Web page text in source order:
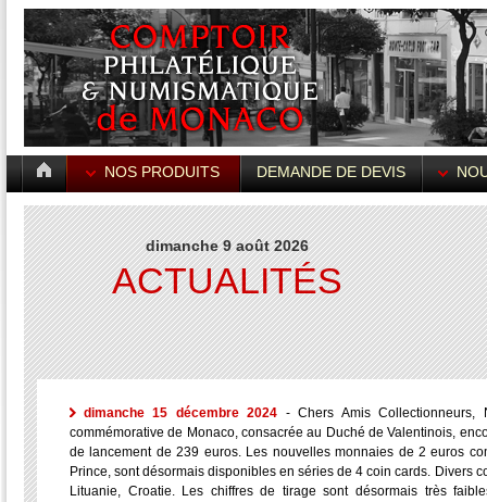
NOS PRODUITS DEMANDE DE DEVIS
dimanche 9 août 2026
ACTUALITÉS
dimanche 15 décembre 2024 - Chers Amis
commémorative de Monaco, consacrée au Duché de Valentinois,
de lancement de 239 euros. Les nouvelles monnaies de 2 euros
Prince, sont désormais disponibles en séries de 4 coin cards. Divers
Lituanie, Croatie. Les chiffres de tirage sont désormais très